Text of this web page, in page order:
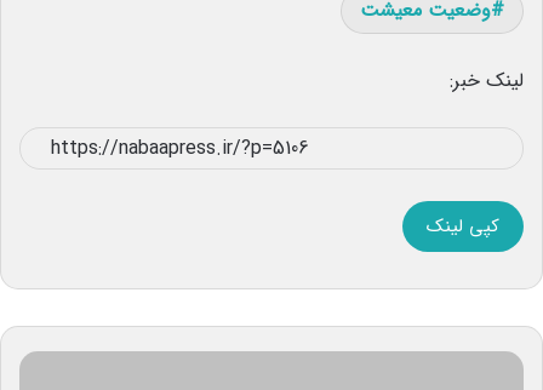
وضعیت معیشت
لینک خبر:
کپی لینک